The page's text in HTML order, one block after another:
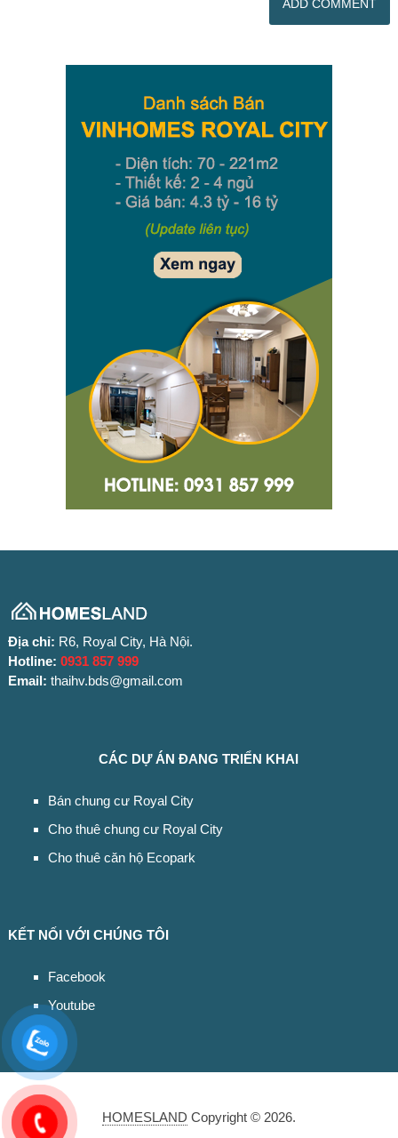
Địa chỉ: R6, Royal City, Hà Nội.
Hotline: 0931 857 999
Email: thaihv.bds@gmail.com
CÁC DỰ ÁN ĐANG TRIỂN KHAI
Bán chung cư Royal City
Cho thuê chung cư Royal City
Cho thuê căn hộ Ecopark
KẾT NỐI VỚI CHÚNG TÔI
Facebook
Youtube
HOMESLAND Copyright © 2026.